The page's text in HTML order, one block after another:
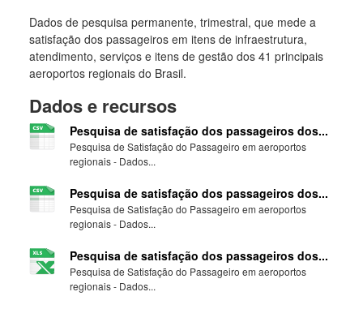
Dados de pesquisa permanente, trimestral, que mede a
satisfação dos passageiros em itens de infraestrutura,
atendimento, serviços e itens de gestão dos 41 principais
aeroportos regionais do Brasil.
Dados e recursos
Pesquisa de satisfação dos passageiros dos...
Pesquisa de Satisfação do Passageiro em aeroportos
regionais - Dados...
Pesquisa de satisfação dos passageiros dos...
Pesquisa de Satisfação do Passageiro em aeroportos
regionais - Dados...
Pesquisa de satisfação dos passageiros dos...
Pesquisa de Satisfação do Passageiro em aeroportos
regionais - Dados...